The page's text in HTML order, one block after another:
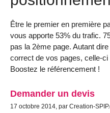
Être le premier en première
vous apporte 53% du trafic.
pas la 2ème page. Autant
correct de vos pages, celle-
Boostez le référencement !
Demander un devis
17 octobre 2014, par Creation-